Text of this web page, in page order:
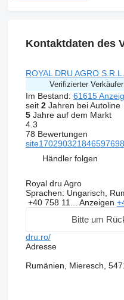
Kontaktdaten des
ROYAL DRU AGRO S.R.L.
Verifizierter Verkäufer
Im Bestand: 61615
seit 2Jahren bei Autoline
5Jahre auf dem Markt
4.3
78 Bewertungen
Händler folgen
Royal dru Agro
Sprachen: Ungarisch,
+40 758 11... Anzeigen
Bitte um
dru.ro/
Adresse
Rumänien, Mieresch,